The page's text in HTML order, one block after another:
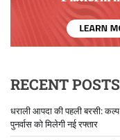
RECENT POSTS
धराली आपदा की पहली बरसी: कल्प
पुनर्वास को मिलेगी नई रफ्तार